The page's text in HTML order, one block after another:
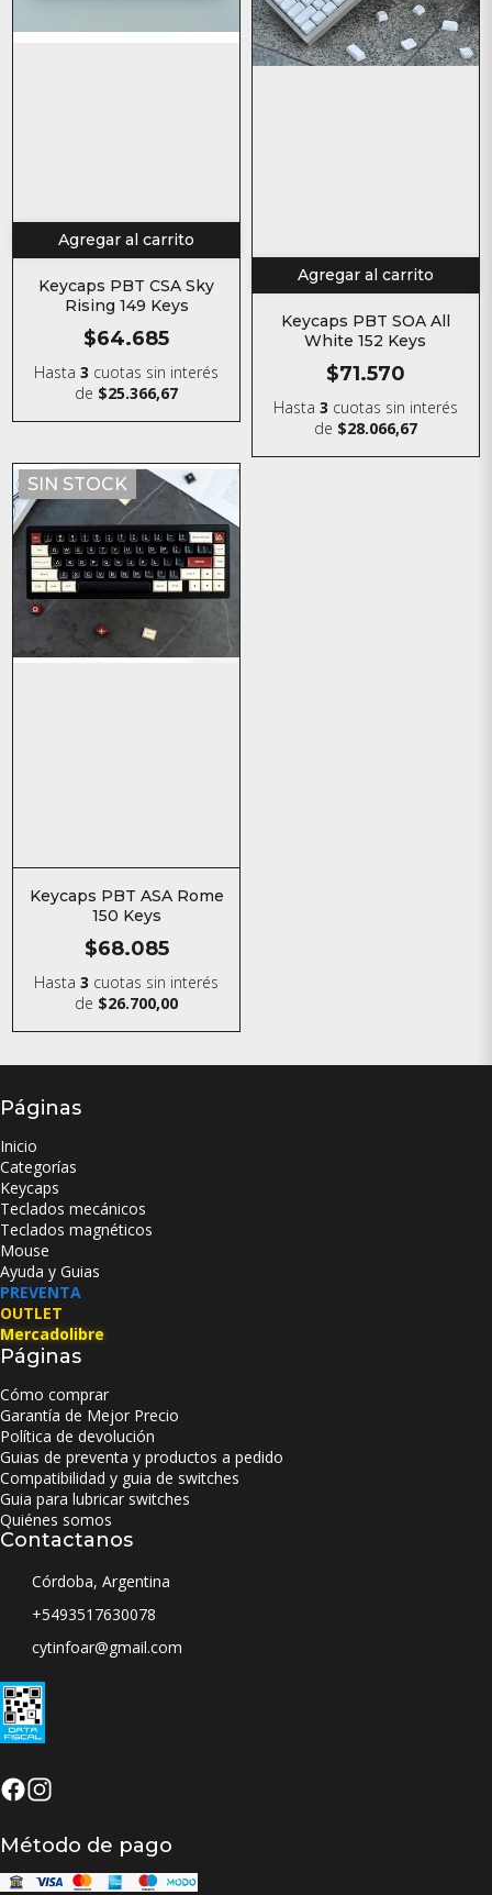
Agregar al carrito
Keycaps PBT CSA Sky
Rising 149 Keys
$64.685
Hasta3 cuotas sin interés
de $25.366,67
Agregar al carrito
Keycaps PBT SOA All
White 152 Keys
$71.570
Hasta 3 cuotas sin interés
de $28.066,67
SIN STOCK
Keycaps PBT ASA Rome
150 Keys
$68.085
Hasta3 cuotas sin interés
de $26.700,00
Páginas
Inicio
Categorías
Keycaps
Teclados mecánicos
Teclados magnéticos
Mouse
Ayuda y Guias
PREVENTA
OUTLET
Mercadolibre
Páginas
Cómo comprar
Garantía de Mejor Precio
Política de devolución
Guias de preventa y productos a pedido
Compatibilidad y guia de switches
Guia para lubricar switches
Quiénes somos
Contactanos
Córdoba, Argentina
+5493517630078
cytinfoar@gmail.com
Método de pago